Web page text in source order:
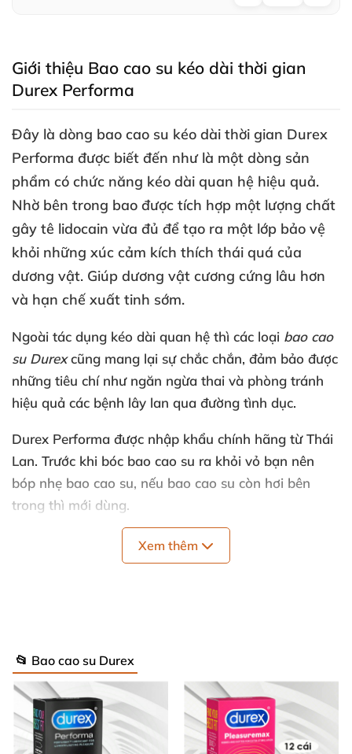
Giới thiệu Bao cao su kéo dài thời gian
Durex Performa
Đây là dòng bao cao su kéo dài thời gian Durex
Performa được biết đến như là một dòng sản
phẩm có chức năng kéo dài quan hệ hiệu quả.
Nhờ bên trong bao được tích hợp một lượng chất
gây tê lidocain vừa đủ để tạo ra một lớp bảo vệ
khỏi những xúc cảm kích thích thái quá của
dương vật. Giúp dương vật cương cứng lâu hơn
và hạn chế xuất tinh sớm.
Ngoài tác dụng kéo dài quan hệ thì các loại bao cao
su Durex cũng mang lại sự chắc chắn, đảm bảo được
những tiêu chí như ngăn ngừa thai và phòng tránh
hiệu quả các bệnh lây lan qua đường tình dục.
Durex Performa được nhập khẩu chính hãng từ Thái
Lan. Trước khi bóc bao cao su ra khỏi vỏ bạn nên
bóp nhẹ bao cao su, nếu bao cao su còn hơi bên
trong thì mới dùng.
Thông tin chi tiết sản phẩm:
mềm, dẻo, đàn hồi tốt.
Chiều rông: 52mm
Chiều dài: 18cm
Xem thêm
📂 Bao cao su Durex